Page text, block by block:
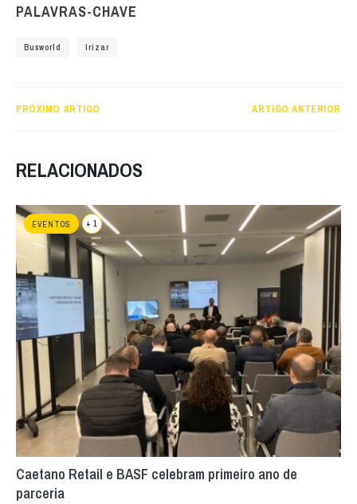
PALAVRAS-CHAVE
Busworld Irizar
PRÓXIMO ARTIGO ARTIGO ANTERIOR
RELACIONADOS
EVENTOS + 1
Caetano Retail e BASF celebram primeiro ano de
parceria